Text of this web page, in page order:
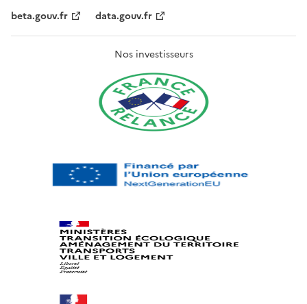
beta.gouv.fr
data.gouv.fr
Nos investisseurs